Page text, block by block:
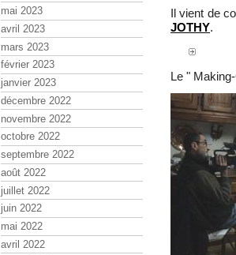
Il vient de
JOTHY.
Le "
mai 2023
avril 2023
mars 2023
février 2023
janvier 2023
décembre 2022
novembre 2022
octobre 2022
septembre 2022
août 2022
juillet 2022
juin 2022
mai 2022
avril 2022